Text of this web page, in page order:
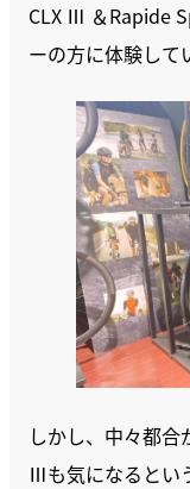
CLX Ⅲ ＆Rapide
ーの方に体験して
しかし、中々都
Ⅲも気になるとい